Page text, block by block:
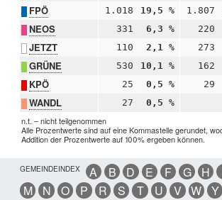
FPÖ 1.018 19,5 % 1.807
NEOS 331 6,3 % 220
JETZT 110 2,1 % 273
GRÜNE 530 10,1 % 162
KPÖ 25 0,5 % 29
WANDL 27 0,5 %
n.t. – nicht teilgenommen
Alle Prozentwerte sind auf eine Kommastelle gerundet,
Addition der Prozentwerte auf 100% ergeben können.
GEMEINDEINDEX A B D E F G H
M
N O P R S T U V W Y